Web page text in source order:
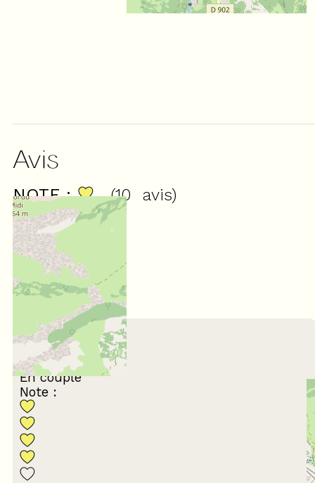
Avis
NOTE :
4,8
/ 5
(10 avis)
Mars 2024
Anne-Laure
25 à 34 ans
En couple
Note :